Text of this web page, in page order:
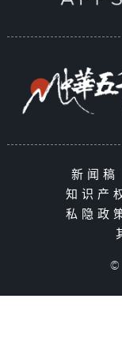
新闻稿
知识产
私隐政